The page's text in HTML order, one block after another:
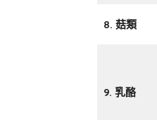
8. 菇類
9. 乳酪